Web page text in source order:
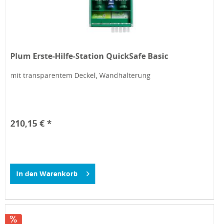
Plum Erste-Hilfe-Station QuickSafe Basic
mit transparentem Deckel, Wandhalterung
210,15 € *
In den Warenkorb